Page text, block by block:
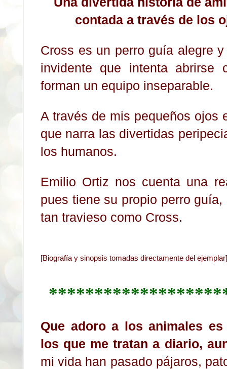
contada a través de los
Cross es un perro guía alegre
invidente que intenta abrirse
forman un equipo inseparable.
A través de mis pequeños ojos
que narra las divertidas
los humanos.
Emilio Ortiz nos cuenta una
pues tiene su propio perro
tan travieso como Cross.
[Biografía y sinopsis tomadas directamente del ejemplar]
Que adoro a los animales
los que me tratan a diario,
mi vida han pasado pájaros,